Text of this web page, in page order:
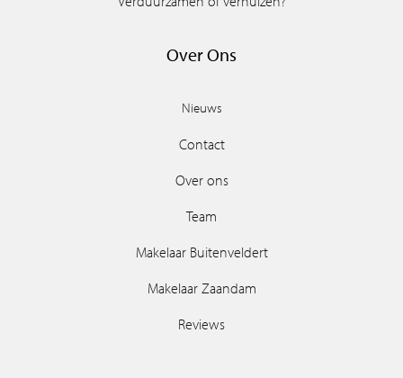
Over Ons
Nieuws
Contact
Over ons
Team
Makelaar Buitenveldert
Makelaar Zaandam
Reviews